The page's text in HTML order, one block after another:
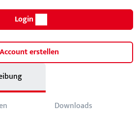
Login
Account erstellen
Downloads